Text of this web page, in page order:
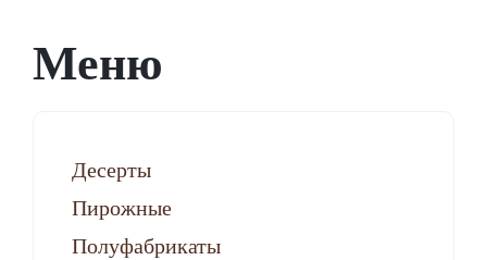
Меню
Десерты
Пирожные
Полуфабрикаты